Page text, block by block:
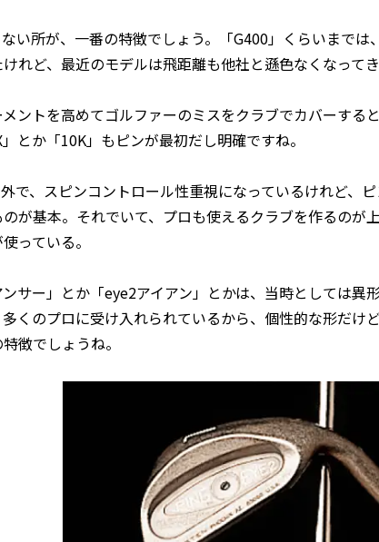
い所が、一番の特徴でしょう。「G400」くらいまでは
れど、最近のモデルは飛距離も他社と遜色なくなってき
ントを高めてゴルファーのミスをクラブでカバーする
とか「10K」もピンが最初だし明確ですね。
で、スピンコントロール性重視になっているけれど、
が基本。それでいて、プロも使えるクラブを作るのが
っている。
サー」とか「eye2アイアン」とかは、当時としては異
くのプロに受け入れられているから、個性的な形だけ
徴でしょうね。